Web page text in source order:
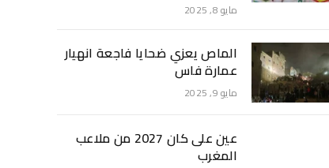
مايو 8, 2025
الماص يعزي ضحايا فاجعة انهيار
عمارة فاس
مايو 9, 2025
عين على كان 2027 من ملاعب
المغرب